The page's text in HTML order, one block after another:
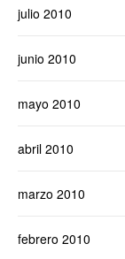
julio 2010
junio 2010
mayo 2010
abril 2010
marzo 2010
febrero 2010